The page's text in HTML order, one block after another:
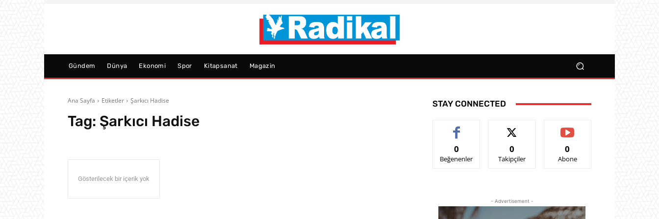
Gündem Dünya Ekonomi Spor Kitapsanat Magazin
Ana Sayfa Etiketler Şarkıcı Hadise
Tag: Şarkıcı Hadise
Gösterilecek bir içerik yok
STAY CONNECTED
0
Beğenenler
0
Takipçiler
0
Abone
- Advertisement -